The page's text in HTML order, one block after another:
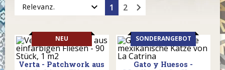
Relevanz. expand_more 1 2 chevron_right
NEU
Verta - Patchwork aus
SONDERANGEBOT
Gato y Huesos -